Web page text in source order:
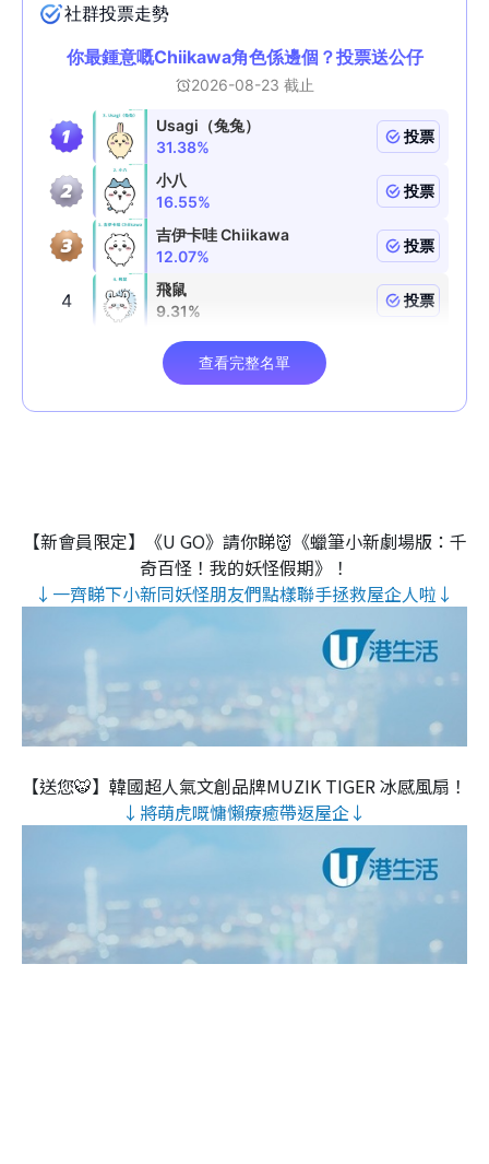
【新會員限定】《U GO》請你睇👹《蠟筆小新劇場版：千
奇百怪！我的妖怪假期》！
↓一齊睇下小新同妖怪朋友們點樣聯手拯救屋企人啦↓
【送您🐯】韓國超人氣文創品牌MUZIK TIGER 冰感風扇！
↓將萌虎嘅慵懶療癒帶返屋企↓